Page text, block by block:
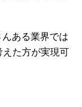
ある業界では
えた方が実現可